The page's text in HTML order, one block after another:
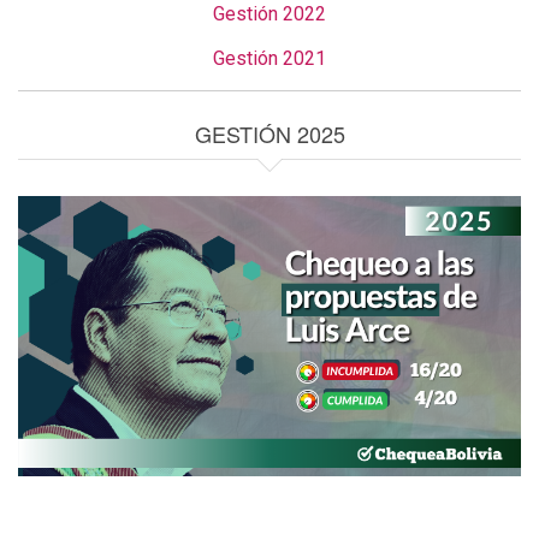
Gestión 2022
Gestión 2021
GESTIÓN 2025